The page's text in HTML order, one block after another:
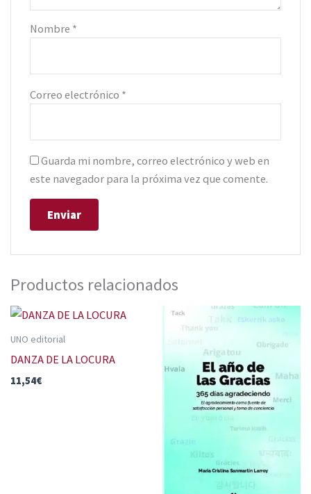
Nombre *
Correo electrónico *
Guarda mi nombre, correo electrónico y web en
este navegador para la próxima vez que comente.
Productos relacionados
UNO editorial
DANZA DE LA LOCURA
11,54€